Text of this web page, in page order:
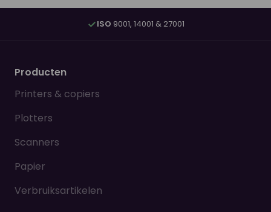
ISO 9001, 14001 & 27001
Producten
Printers & copiers
Plotters
Scanners
Papier
Verbruiksartikelen